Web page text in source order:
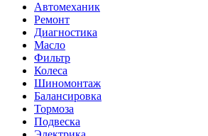
Автомеханик
Ремонт
Диагностика
Масло
Фильтр
Колеса
Шиномонтаж
Балансировка
Тормоза
Подвеска